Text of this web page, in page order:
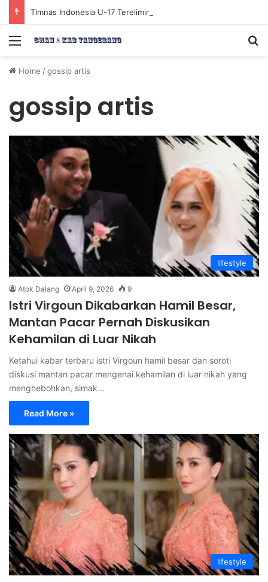
Menu
Home /gossip artis
gossip artis
lifestyle
Atok Dalang April 9, 2026 9
Istri Virgoun Dikabarkan Hamil Besar,
Mantan Pacar Pernah Diskusikan
Kehamilan di Luar Nikah
Ketahui kabar terbaru istri Virgoun hamil besar dan soroti
diskusi mantan pacar mengenai kehamilan di luar nikah yang
menghebohkan, simak…
Read More »
lifestyle